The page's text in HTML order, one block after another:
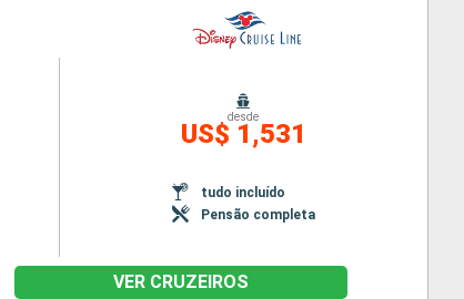
desde
US$ 1,531
tudo incluído
Pensão completa
VER CRUZEIROS